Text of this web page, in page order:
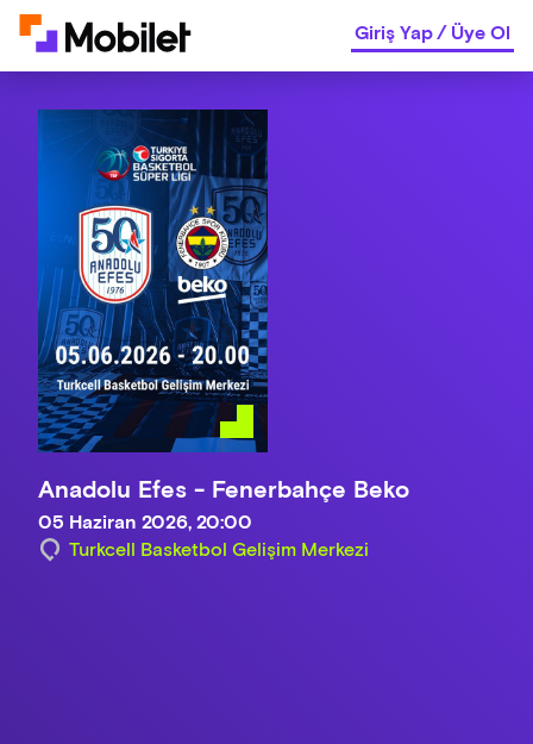
Giriş Yap/Üye Ol
Anadolu Efes - Fenerbahçe Beko
05 Haziran 2026, 20:00
Turkcell Basketbol Gelişim Merkezi